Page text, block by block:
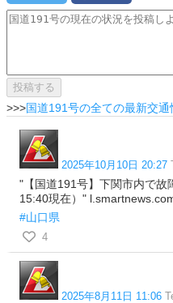
>>>国道191号の全ての最新交通
2025年10月10日 20:27
"【国道191号】下関市内で故
15:40現在）"
#山口県
4
2025年8月11日 11:06